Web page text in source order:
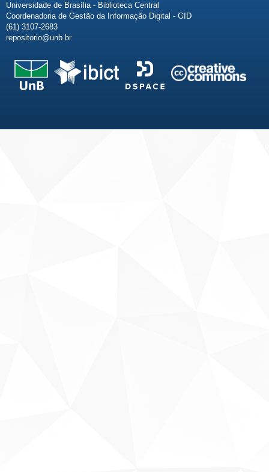
Universidade de Brasília - Biblioteca Central
Coordenadoria de Gestão da Informação Digital - GID
(61) 3107-2683
repositorio@unb.br